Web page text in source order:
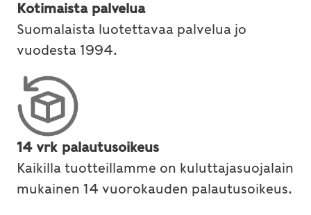
Kotimaista palvelua
Suomalaista luotettavaa palvelua jo
vuodesta 1994.
14 vrk palautusoikeus
Kaikilla tuotteillamme on kuluttajasuojalain
mukainen 14 vuorokauden palautusoikeus.